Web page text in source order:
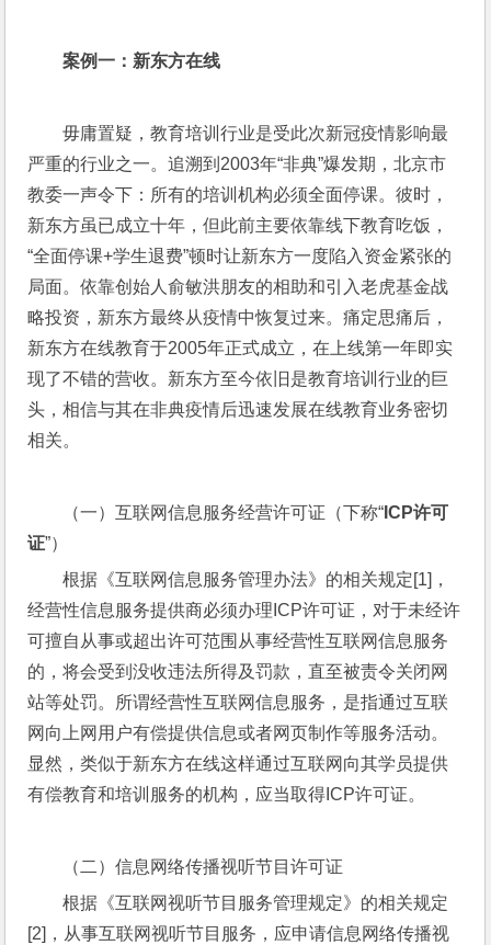
案例一：新东方在线
毋庸置疑，教育培训行业是受此次新冠疫情影响最
严重的行业之一。追溯到2003年“非典”爆发期，北京市
教委一声令下：所有的培训机构必须全面停课。彼时，
新东方虽已成立十年，但此前主要依靠线下教育吃饭，
“全面停课+学生退费”顿时让新东方一度陷入资金紧张的
局面。依靠创始人俞敏洪朋友的相助和引入老虎基金战
略投资，新东方最终从疫情中恢复过来。痛定思痛后，
新东方在线教育于2005年正式成立，在上线第一年即实
现了不错的营收。新东方至今依旧是教育培训行业的巨
头，相信与其在非典疫情后迅速发展在线教育业务密切
相关。
（一）互联网信息服务经营许可证（下称“ ICP许可
证”）
根据《互联网信息服务管理办法》的相关规定[1]，
经营性信息服务提供商必须办理ICP许可证，对于未经许
可擅自从事或超出许可范围从事经营性互联网信息服务
的，将会受到没收违法所得及罚款，直至被责令关闭网
站等处罚。所谓经营性互联网信息服务，是指通过互联
网向上网用户有偿提供信息或者网页制作等服务活动。
显然，类似于新东方在线这样通过互联网向其学员提供
有偿教育和培训服务的机构，应当取得ICP许可证。
（二）信息网络传播视听节目许可证
根据《互联网视听节目服务管理规定》的相关规定
[2]，从事互联网视听节目服务，应申请信息网络传播视